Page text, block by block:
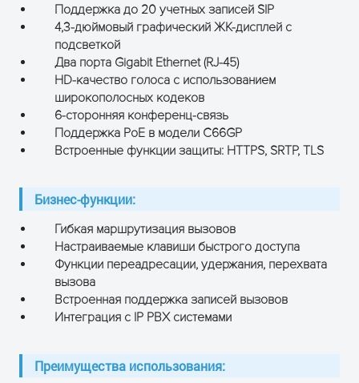
Поддержка до 20 учетных записей SIP
4,3-дюймовый графический ЖК-дисплей с
подсветкой
Два порта Gigabit Ethernet (RJ-45)
HD-качество голоса с использованием
широкополосных кодеков
6-сторонняя конференц-связь
Поддержка PoE в модели C66GP
Встроенные функции защиты: HTTPS, SRTP, TLS
Бизнес-функции:
Гибкая маршрутизация вызовов
Настраиваемые клавиши быстрого доступа
Функции переадресации, удержания, перехвата
вызова
Встроенная поддержка записей вызовов
Интеграция с IP PBX системами
Преимущества использования:
Протоколы и
стандарты
(RFC3261). SIP через TLS.
SRTP. TCP / IP / UDP. RTP /
HTTPS / FTP / TFTP. ARP /
RARP / ICMP / NTP / DHCP.
DNS SRV / A Query / NATPR
Query. STUN, таймер сеанса
(RFC4028). DTMF:
Аудио. Голосовые
кодеки
Широкополосный кодек:
G.722. Узкополосный кодек:
G723_63, G726_32.
Технология подавления эха /
активности (VAD). Генерация